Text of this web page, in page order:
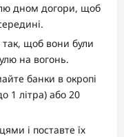
дном догори, щоб
щоб вони були
на вогонь.
банки в окропі
1 літра) або 20
і поставте їх